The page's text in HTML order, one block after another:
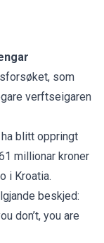
som
verftseigaren
blitt oppringt
millionar kroner
i Kroatia.
beskjed:
don’t, you are